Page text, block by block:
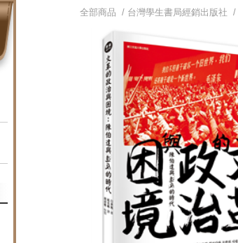
全部商品 / 台灣學生書局經銷出版社 /